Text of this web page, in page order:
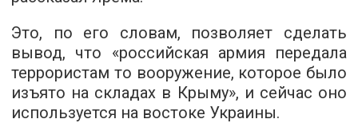
Это, по его словам, позволяет сделать
вывод, что «российская армия передала
террористам то вооружение, которое было
изъято на складах в Крыму», и сейчас оно
используется на востоке Украины.